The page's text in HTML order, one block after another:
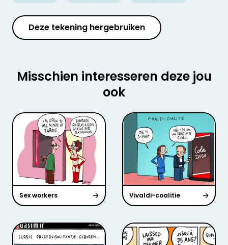
Deze tekening hergebruiken
Misschien interesseren deze jou
ook
Sex workers Vivaldi-coalitie